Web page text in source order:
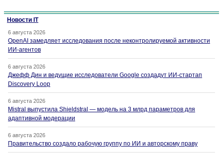
Новости IT
6 августа 2026
OpenAI замедляет исследования после неконтролируемой активности
ИИ-агентов
6 августа 2026
Джефф Дин и ведущие исследователи Google создадут ИИ-стартап
Discovery Loop
6 августа 2026
Mistral выпустила Shieldstral — модель на 3 млрд параметров для
адаптивной модерации
6 августа 2026
Правительство создало рабочую группу по ИИ и авторскому праву